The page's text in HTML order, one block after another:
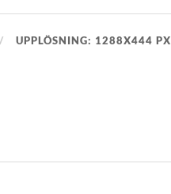
UPPLÖSNING: 1288X444 PX